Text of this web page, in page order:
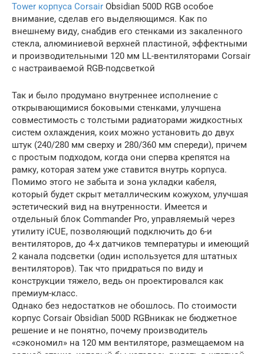
Tower корпуса Corsair Obsidian 500D RGB особое
внимание, сделав его выделяющимся. Как по
внешнему виду, снабдив его стенками из закаленного
стекла, алюминиевой верхней пластиной, эффектными
и производительными 120 мм LL-вентиляторами Corsair
с настраиваемой RGB-подсветкой
Так и было продумано внутреннее исполнение с
открывающимися боковыми стенками, улучшена
совместимость с толстыми радиаторами жидкостных
систем охлаждения, коих можно установить до двух
штук (240/280 мм сверху и 280/360 мм спереди), причем
с простым подходом, когда они сперва крепятся на
рамку, которая затем уже ставится внутрь корпуса.
Помимо этого не забыта и зона укладки кабеля,
который будет скрыт металлическим кожухом, улучшая
эстетический вид на внутренности. Имеется и
отдельный блок Commander Pro, управляемый через
утилиту iCUE, позволяющий подключить до 6-и
вентиляторов, до 4-х датчиков температуры и имеющий
2 канала подсветки (один используется для штатных
вентиляторов). Так что придраться по виду и
конструкции тяжело, ведь он проектировался как
премиум-класс.
Однако без недостатков не обошлось. По стоимости
корпус Corsair Obsidian 500D RGBникак не бюджетное
решение и не понятно, почему производитель
«сэкономил» на 120 мм вентиляторе, размещаемом на